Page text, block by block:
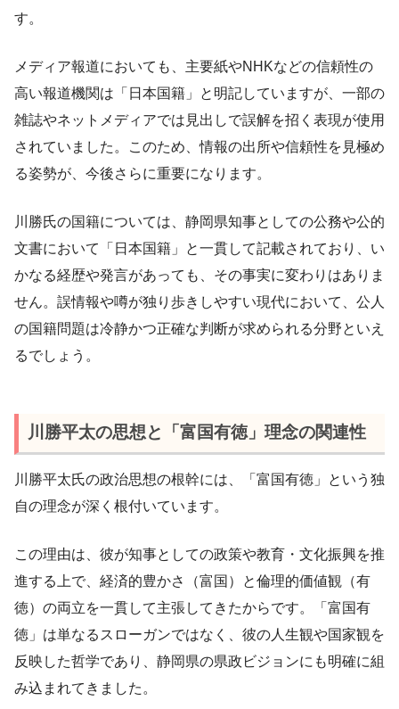
す。
メディア報道においても、主要紙やNHKなどの信頼性の
高い報道機関は「日本国籍」と明記していますが、一部の
雑誌やネットメディアでは見出しで誤解を招く表現が使用
されていました。このため、情報の出所や信頼性を見極め
る姿勢が、今後さらに重要になります。
川勝氏の国籍については、静岡県知事としての公務や公的
文書において「日本国籍」と一貫して記載されており、い
かなる経歴や発言があっても、その事実に変わりはありま
せん。誤情報や噂が独り歩きしやすい現代において、公人
の国籍問題は冷静かつ正確な判断が求められる分野といえ
るでしょう。
川勝平太の思想と「富国有徳」理念の関連性
川勝平太氏の政治思想の根幹には、「富国有徳」という独
自の理念が深く根付いています。
この理由は、彼が知事としての政策や教育・文化振興を推
進する上で、経済的豊かさ（富国）と倫理的価値観（有
徳）の両立を一貫して主張してきたからです。「富国有
徳」は単なるスローガンではなく、彼の人生観や国家観を
反映した哲学であり、静岡県の県政ビジョンにも明確に組
み込まれてきました。